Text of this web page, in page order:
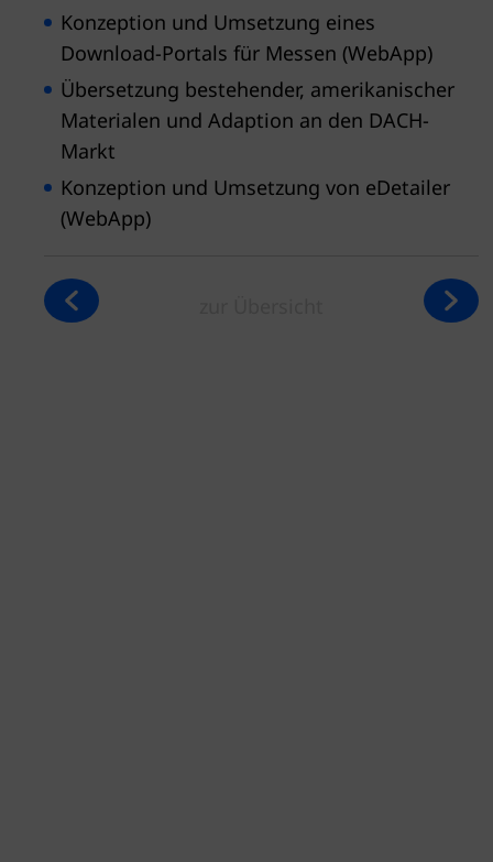
Konzeption und Umsetzung eines
Download-Portals für Messen (WebApp)
Übersetzung bestehender, amerikanischer
Materialen und Adaption an den DACH-
Markt
Konzeption und Umsetzung von eDetailer
(WebApp)